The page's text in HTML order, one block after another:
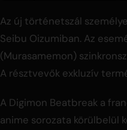
Az új történetszál
Seibu Oizumiban. Az
(Murasamemon)
A résztvevők exkluzív
A Digimon Beatbreak a
anime sorozata körülbelül